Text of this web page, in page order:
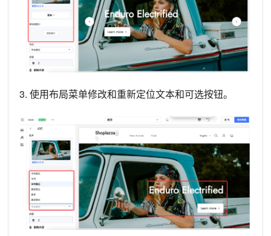
3. 使用布局菜单修改和重新定位文本和可选按钮。